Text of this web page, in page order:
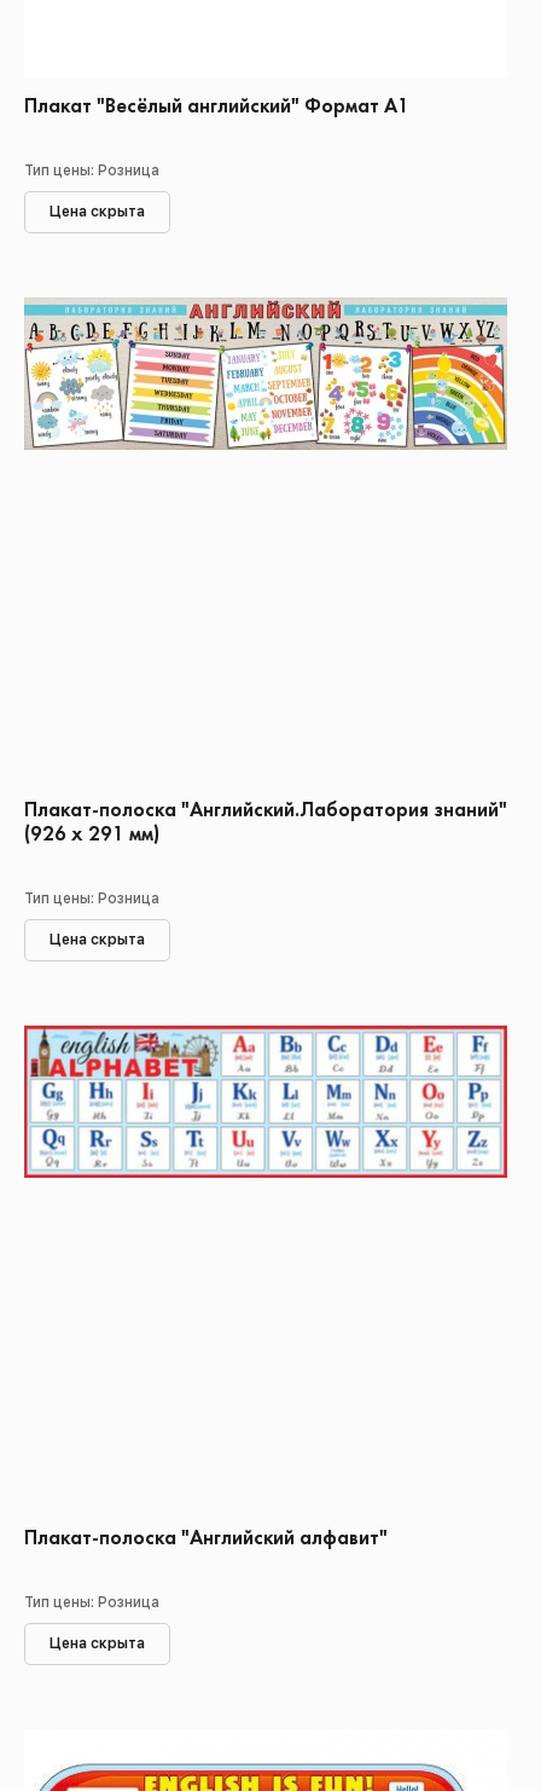
Плакат "Весёлый английский" Формат А1
Тип цены: Розница
Цена скрыта
Плакат-полоска "Английский.Лаборатория знаний"
(926 х 291 мм)
Тип цены: Розница
Цена скрыта
Плакат-полоска "Английский алфавит"
Тип цены: Розница
Цена скрыта